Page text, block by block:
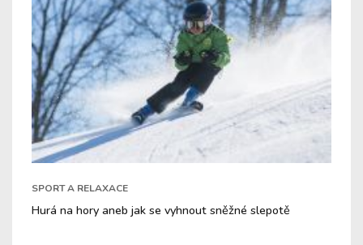
SPORT A RELAXACE
Hurá na hory aneb jak se vyhnout sněžné slepotě